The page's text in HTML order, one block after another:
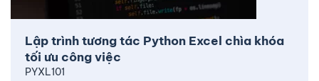
Lập trình tương tác Python Excel chìa khóa
tối ưu công việc
PYXL101